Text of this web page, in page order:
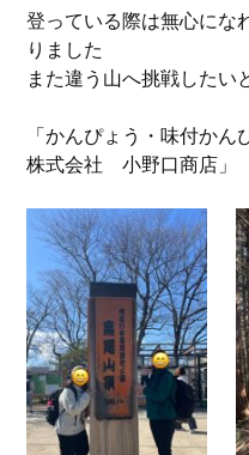
登っている際は無心にな
りました
また違う山へ挑戦したい
「かんぴょう・味付かん
株式会社 小野口商店」